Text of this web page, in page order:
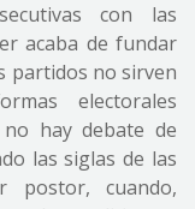
con las
acaba de fundar
partidos no sirven
electorales
no hay debate de
las siglas de las
postor, cuando,